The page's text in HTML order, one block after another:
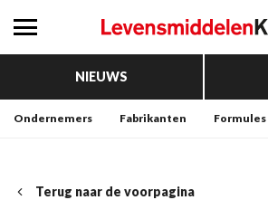
NIEUWS
Ondernemers Fabrikanten Formules
Terug naar de voorpagina